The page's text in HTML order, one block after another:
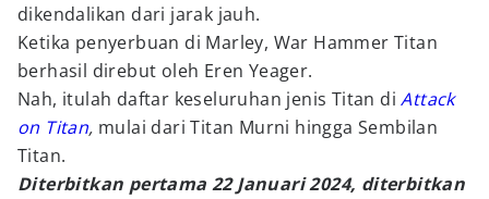
dikendalikan dari jarak jauh.
Ketika penyerbuan di Marley, War Hammer Titan
berhasil direbut oleh Eren Yeager.
Nah, itulah daftar keseluruhan jenis Titan diAttack
on Titan, mulai dari Titan Murni hingga Sembilan
Titan.
Diterbitkan pertama 22 Januari 2024, diterbitkan